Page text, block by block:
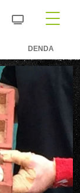
DENDA